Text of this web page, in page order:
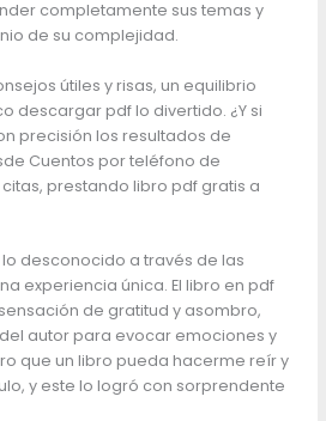
completamente sus temas y
de su complejidad.
útiles y risas, un equilibrio
descargar pdf lo divertido. ¿Y si
precisión los resultados de
Cuentos por teléfono de
prestando libro pdf gratis a
desconocido a través de las
experiencia única. El libro en pdf
de gratitud y asombro,
autor para evocar emociones y
que un libro pueda hacerme reír y
y este lo logró con sorprendente